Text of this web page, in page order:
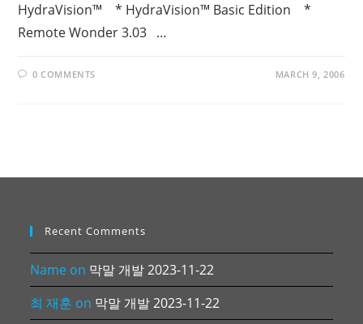
HydraVision™ * HydraVision™ Basic Edition *
Remote Wonder 3.03 …
0 COMMENTS MARCH 9, 2006
Recent Comments
Name on 막말 개발 2023-11-22
최 재훈 on 막말 개발 2023-11-22